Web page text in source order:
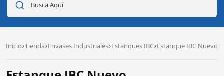
Busca Aquí
Inicio Tienda Envases Industriales Estanques IBC Estanque IBC Nuevo